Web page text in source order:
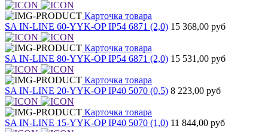
Карточка товара
SA IN-LINE 60-YYK-OP IP54 6871 (2,0) 15 368,00 руб
Карточка товара
SA IN-LINE 80-YYK-OP IP54 6871 (2,0) 15 531,00 руб
Карточка товара
SA IN-LINE 20-YYK-OP IP40 5070 (0,5) 8 223,00 руб
Карточка товара
SA IN-LINE 15-YYK-OP IP40 5070 (1,0) 11 844,00 руб